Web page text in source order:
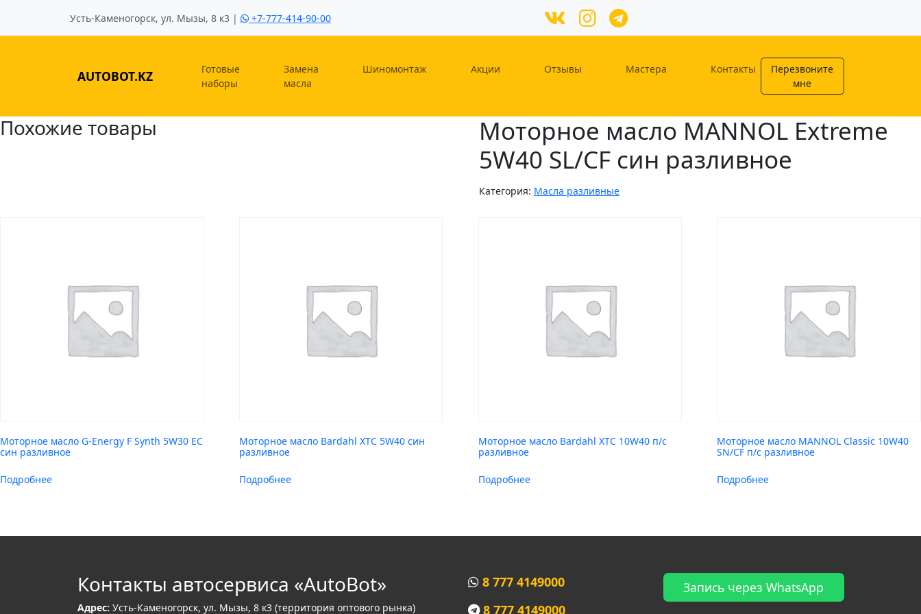
Усть-Каменогорск, ул. Мызы, 8 к3 | +7-777-414-90-00
AUTOBOT.KZ
Готовые
наборы
Замена
масла
Шиномонтаж Акции Отзывы Мастера Контакты
Перезвоните
мне
Моторное масло MANNOL Extreme
5W40 SL/CF син разливное
Категория: Масла разливные
Похожие товары
Моторное масло G-Energy F Synth 5W30 EC
син разливное
Подробнее
Моторное масло Bardahl XTC 5W40 син
разливное
Подробнее
Моторное масло Bardahl XTC 10W40 п/с
разливное
Подробнее
Моторное масло MANNOL Classic 10W40
SN/CF п/с разливное
Подробнее
Контакты автосервиса «AutoBot»
Адрес: Усть-Каменогорск, ул. Мызы, 8 к3 (территория оптового рынка)
8 777 4149000
8 777 4149000
Запись через WhatsApp